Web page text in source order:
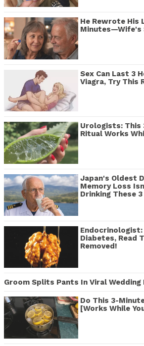
He Rewrote His
Minutes—Wife's
Sex Can Last 3
Viagra, Try This
Urologists: This
Ritual Works
Japan's Oldest
Memory Loss
Drinking These
Endocrinologist:
Diabetes, Read
Removed!
Groom Splits Pants In Viral
Do This 3-
[Works While